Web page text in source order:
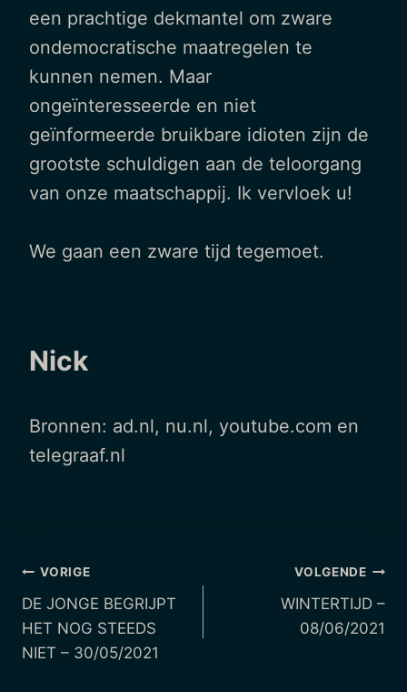
een prachtige dekmantel om zware
ondemocratische maatregelen te
kunnen nemen. Maar
ongeïnteresseerde en niet
geïnformeerde bruikbare idioten zijn de
grootste schuldigen aan de teloorgang
van onze maatschappij. Ik vervloek u!
We gaan een zware tijd tegemoet.
Nick
Bronnen: ad.nl, nu.nl, youtube.com en
telegraaf.nl
Berichtnavigatie
VORIGE
DE JONGE BEGRIJPT
HET NOG STEEDS
NIET – 30/05/2021
VOLGENDE
WINTERTIJD –
08/06/2021